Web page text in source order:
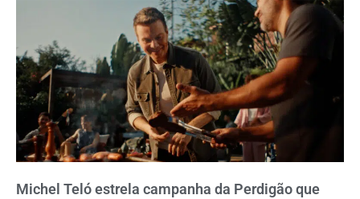
Michel Teló estrela campanha da Perdigão que